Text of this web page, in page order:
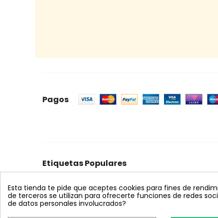
Pagos
Etiquetas Populares
celeste trampa cromática feromona
bombus terrestris
nematodos koppert azul
Esta tienda te pide que aceptes cookies para fines de
de terceros se utilizan para ofrecerte funciones de redes
de datos personales involucrados?